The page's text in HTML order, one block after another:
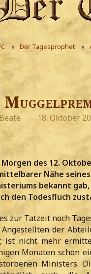
Der Tagesprophet
Beate 18. Oktober
Morgen des 12.
Nähe
bekannt
den Todesfluch
zur Tatzeit noch
der
ist nicht mehr
Monaten schon
Ministers.